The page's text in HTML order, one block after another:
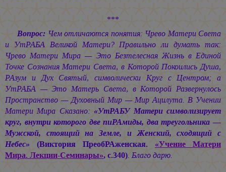
***
Вопрос: Чем отличаются понятия: Чрево Матери Света
и УтРАБА Великой Матери? Правильно ли думать так:
Чрево Матери Мира — Это Безтелесная Жизнь в Единой
Точке Сознания Матери Света, в Которой Покоились Душа,
РАзум и Дух Святый, символически Круг с Центром; а
УтРАБА — Это Матерь Света, в Которой Развернулось
Пространство — Духовный Мир — Мир Ацилута. В Учении
Матери Мира Сказано:«УтРАБУ Матери символизирует
круг, внутри которого две пиРАмиды, два треугольника —
Мужской, стоящий на Земле, и Женский, сходящий с
Небес»
(Виктория ПреобРАженская. «Учение Матери
Мира. Лекции-Семинары», с.340). Благо дарю.